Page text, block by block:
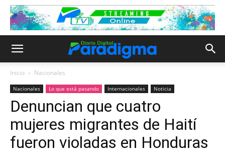
Inicio Nacionales
Nacionales Lo que está pasando Internacionales Noticia
Denuncian que cuatro
mujeres migrantes de Haití
fueron violadas en Honduras